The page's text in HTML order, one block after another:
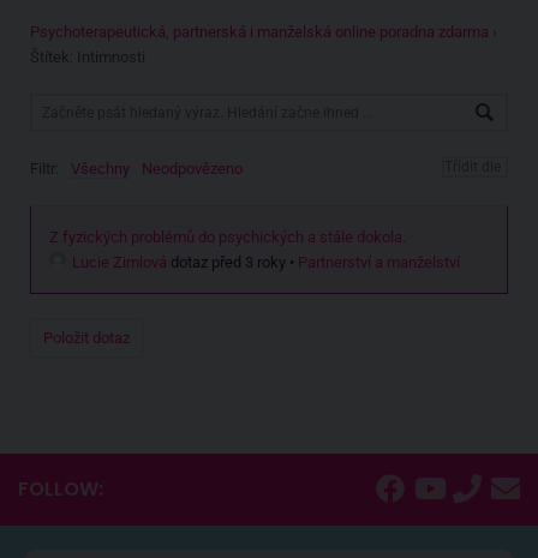
Psychoterapeutická, partnerská i manželská online poradna zdarma ›
Štítek: Intimnosti
Filtr: Všechny Neodpovězeno
Z fyzických problémů do psychických a stále dokola.
Lucie Zimlová dotaz před 3 roky • Partnerství a manželství
Položit dotaz
FOLLOW: